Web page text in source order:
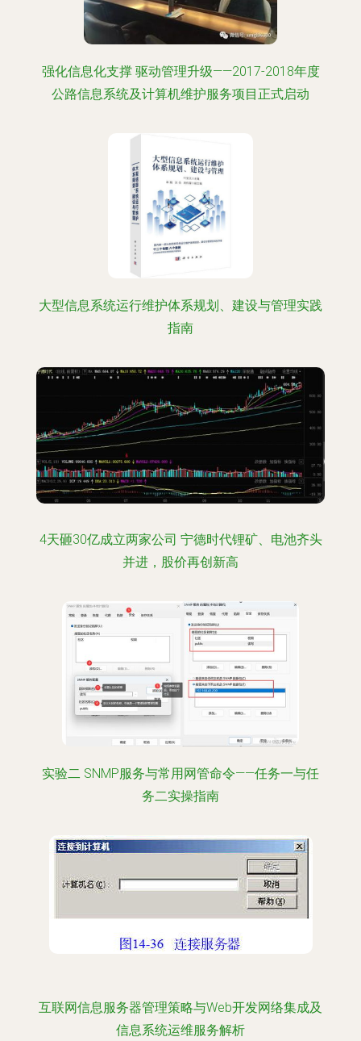
强化信息化支撑 驱动管理升级——2017-2018年度
公路信息系统及计算机维护服务项目正式启动
大型信息系统运行维护体系规划、建设与管理实践
指南
4天砸30亿成立两家公司 宁德时代锂矿、电池齐头
并进，股价再创新高
实验二 SNMP服务与常用网管命令——任务一与任
务二实操指南
互联网信息服务器管理策略与Web开发网络集成及
信息系统运维服务解析